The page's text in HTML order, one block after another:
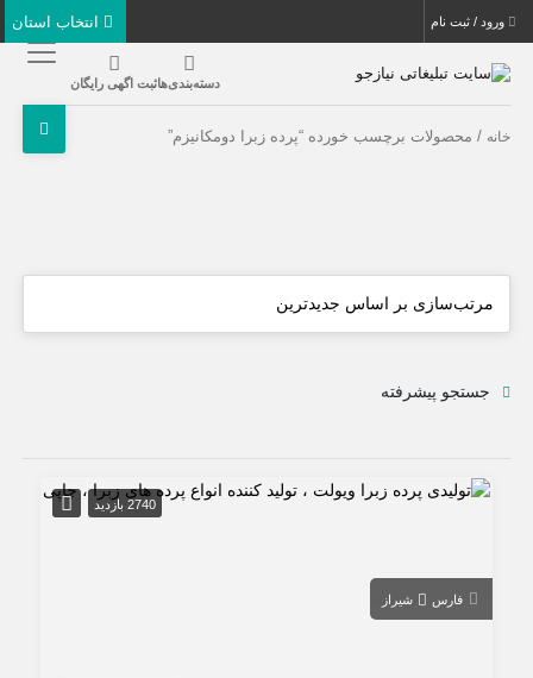
ورود / ثبت نام
دسته‌بندی‌هاثبت اگهی رایگان
خانه / محصولات برچسب خورده “پرده زبرا دومکانیزم”
جستجو پیشرفته
2740 بازدید
فارس شیراز